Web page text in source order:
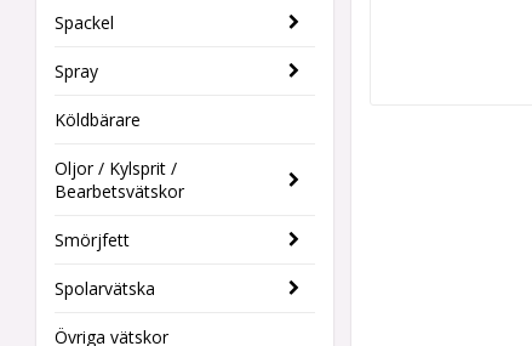
Spackel
Spray
Köldbärare
Oljor / Kylsprit /
Bearbetsvätskor
Smörjfett
Spolarvätska
Övriga vätskor